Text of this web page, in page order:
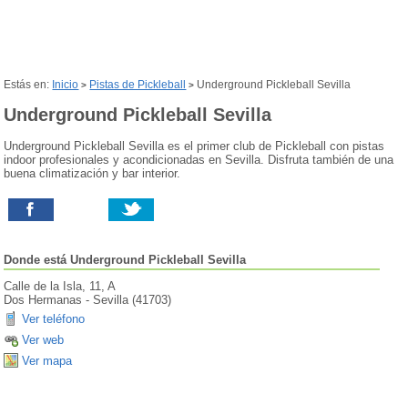
Estás en: Inicio > Pistas de Pickleball > Underground Pickleball Sevilla
Underground Pickleball Sevilla
Underground Pickleball Sevilla es el primer club de Pickleball con pistas
indoor profesionales y acondicionadas en Sevilla. Disfruta también de una
buena climatización y bar interior.
Donde estáUnderground Pickleball Sevilla
Calle de la Isla, 11, A
Dos Hermanas -Sevilla(41703)
Ver teléfono
Ver web
Ver mapa